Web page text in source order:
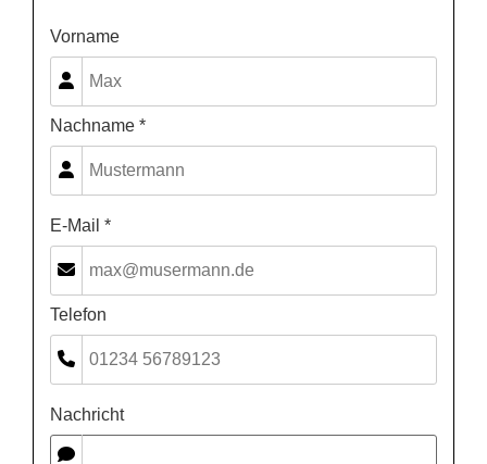
Vorname
Nachname *
E-Mail *
Telefon
Nachricht